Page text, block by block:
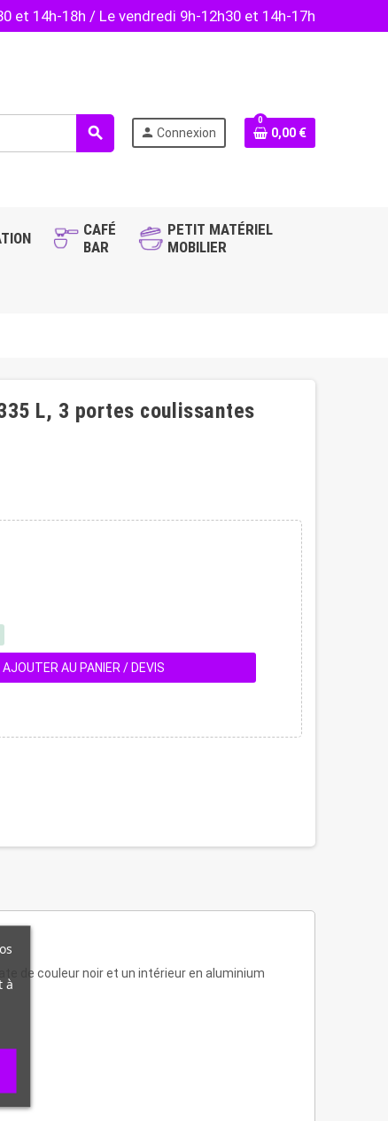
et 14h-18h / Le vendredi 9h-12h30 et 14h-17h
search person Connexion
0
0,00 €
CAFÉ
BAR
PETIT MATÉRIEL
MOBILIER
L, 3 portes coulissantes
AJOUTER AU PANIER / DEVIS
de couleur noir et un intérieur en aluminium
à